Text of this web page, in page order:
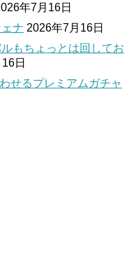
年7月16日
ナ 2026年7月16日
もちょっとは回してお
日
せるプレミアムガチャ